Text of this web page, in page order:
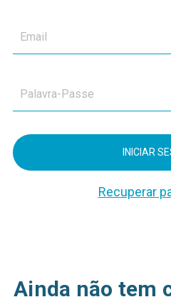
Recuperar
Ainda não tem